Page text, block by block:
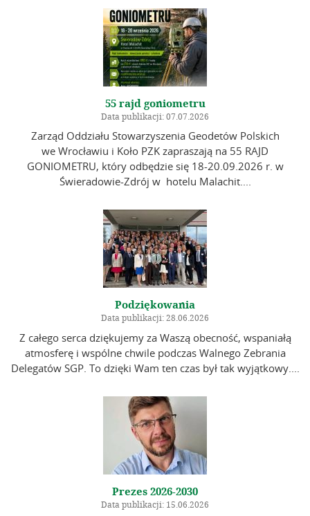
Zarząd Główny
Linki
Kontakt
55 rajd goniometru
Data publikacji: 07.07.2026
Zarząd Oddziału Stowarzyszenia Geodetów Polskich
we Wrocławiu i Koło PZK zapraszają na 55 RAJD
GONIOMETRU, który odbędzie się 18-20.09.2026 r. w
Świeradowie-Zdrój w hotelu Malachit....
Podziękowania
Data publikacji: 28.06.2026
Z całego serca dziękujemy za Waszą obecność, wspaniałą
atmosferę i wspólne chwile podczas Walnego Zebrania
Delegatów SGP. To dzięki Wam ten czas był tak wyjątkowy....
Prezes 2026-2030
Data publikacji: 15.06.2026